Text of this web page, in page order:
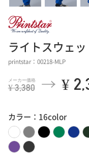
ライトスウェ
printstar：00218-MLP
¥ 3,380 ¥
カラー：16color